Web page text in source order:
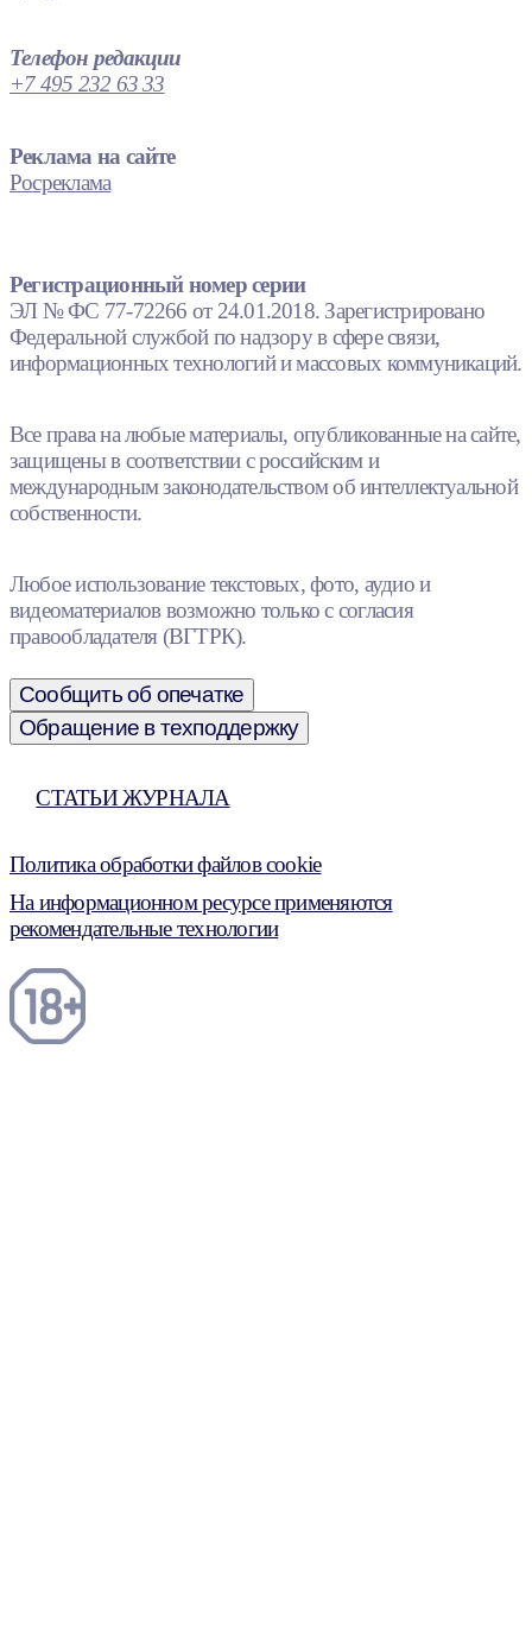
Телефон редакции
+7 495 232 63 33
Реклама на сайте
Росреклама
Регистрационный номер серии
ЭЛ № ФС 77-72266 от 24.01.2018. Зарегистрировано
Федеральной службой по надзору в сфере связи,
информационных технологий и массовых коммуникаций.
Все права на любые материалы, опубликованные на сайте,
защищены в соответствии с российским и
международным законодательством об интеллектуальной
собственности.
Любое использование текстовых, фото, аудио и
видеоматериалов возможно только с согласия
правообладателя (ВГТРК).
Сообщить об опечатке
Обращение в техподдержку
СТАТЬИ ЖУРНАЛА
Политика обработки файлов cookie
На информационном ресурсе применяются
рекомендательные технологии